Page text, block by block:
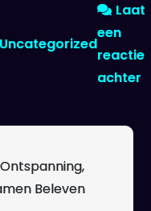
Uncategorized
Laat
een
reactie
achter
Beleven